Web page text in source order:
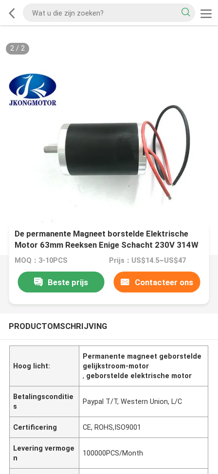
2/ 2
De permanente Magneet borstelde Elektrische
Motor 63mm Reeksen Enige Schacht 230V 314W
MOQ：3-10PCS Prijs：US$14.5~US$47
Beste prijs Contacteer ons
PRODUCTOMSCHRIJVING
Hoog licht:
Permanente magneet geborstelde
gelijkstroom-motor
, geborstelde elektrische motor
Betalingsconditie
s
Paypal T/T, Western Union, L/C
Certificering CE, ROHS,ISO9001
Levering vermoge
n
100000PCS/Month